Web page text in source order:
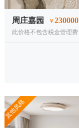
周庄嘉园 ￥230000
此价格不包含税金管理费
其他风格